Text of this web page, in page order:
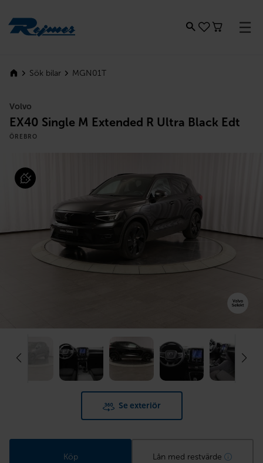
Sök bilar MGN01T
Volvo
EX40 Single M Extended R Ultra Black Edt
ÖREBRO
Se exteriör
Köp Lån med restvärde